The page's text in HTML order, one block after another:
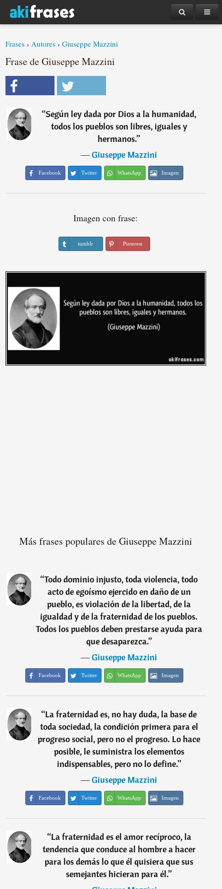
Frases ›Autores ›Giuseppe Mazzini
Frase de Giuseppe Mazzini
“Según ley dada por Dios a la humanidad,
todos los pueblos son libres, iguales y
hermanos.”
―Giuseppe Mazzini
Facebook Twitter WhatsApp Imagen
Imagen con frase:
tumblr Pinterest
Más frases populares de Giuseppe Mazzini
“Todo dominio injusto, toda violencia, todo
acto de egoísmo ejercido en daño de un
pueblo, es violación de la libertad, de la
igualdad y de la fraternidad de los pueblos.
Todos los pueblos deben prestarse ayuda para
que desaparezca.”
―Giuseppe Mazzini
Facebook Twitter WhatsApp Imagen
“La fraternidad es, no hay duda, la base de
toda sociedad, la condición primera para el
progreso social, pero no el progreso. Lo hace
posible, le suministra los elementos
indispensables, pero no lo define.”
―Giuseppe Mazzini
Facebook Twitter WhatsApp Imagen
“La fraternidad es el amor recíproco, la
tendencia que conduce al hombre a hacer
para los demás lo que él quisiera que sus
semejantes hicieran para él.”